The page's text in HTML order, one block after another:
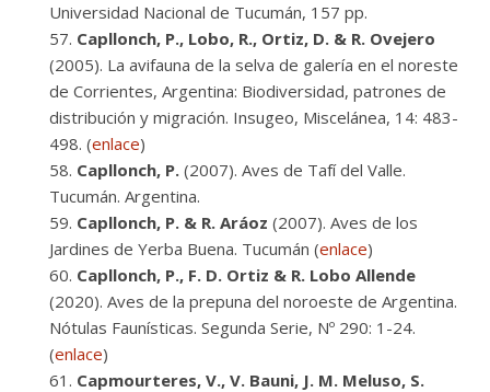
Universidad Nacional de Tucumán, 157 pp.
Capllonch, P., Lobo, R., Ortiz, D. & R. Ovejero
(2005). La avifauna de la selva de galería en el noreste
de Corrientes, Argentina: Biodiversidad, patrones de
distribución y migración. Insugeo, Miscelánea, 14: 483-
498. (enlace)
Capllonch, P. (2007). Aves de Tafí del Valle.
Tucumán. Argentina.
Capllonch, P. & R. Aráoz (2007). Aves de los
Jardines de Yerba Buena. Tucumán (enlace)
Capllonch, P., F. D. Ortiz & R. Lobo Allende
(2020). Aves de la prepuna del noroeste de Argentina.
Nótulas Faunísticas. Segunda Serie, Nº 290: 1-24.
(enlace)
Capmourteres, V., V. Bauni, J. M. Meluso, S.